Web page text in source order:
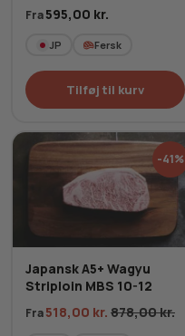
Fra595,00 kr.
JP Fersk
Tilføj til kurv
-41%
Japansk A5+ Wagyu
Striploin MBS 10-12
Fra518,00 kr. 878,00kr.